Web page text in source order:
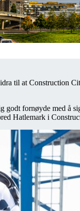
til at Construction
fornøyde med å
Hatlemark i